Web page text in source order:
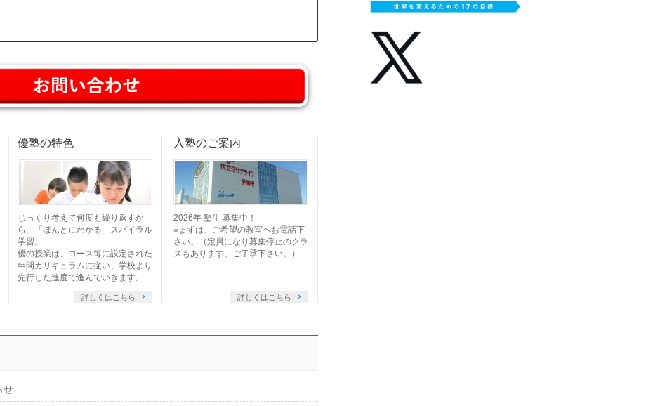
優塾の特色
じっくり考えて何度も繰り返すか
ら、「ほんとにわかる」スパイラル
学習。
優の授業は、コース毎に設定された
年間カリキュラムに従い、学校より
先行した進度で進んでいきます。
詳しくはこちら
入塾のご案内
2026年 塾生 募集中！
※まずは、ご希望の教室へお電話下
さい。（定員になり募集停止のクラ
スもあります。ご了承下さい。）
詳しくはこちら
せ